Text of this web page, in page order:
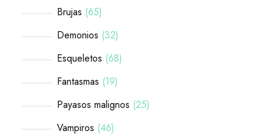
Brujas 65
Demonios 32
Esqueletos 68
Fantasmas 19
Payasos malignos 25
Vampiros 46